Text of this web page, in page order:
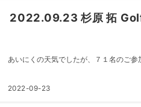
2022.09.23 杉原 拓 Golf
あいにくの天気でしたが、７１名のご
2022-09-23